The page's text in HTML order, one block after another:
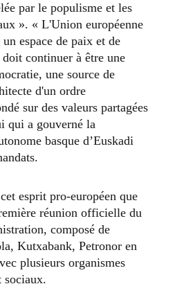
par le populisme et les
». « L'Union européenne
espace de paix et de
continuer à être une
une source de
d'un ordre
sur des valeurs partagées
qui a gouverné la
basque d’Euskadi
réunion officielle du
composé de
Kutxabank, Petronor en
plusieurs organismes
sociaux.